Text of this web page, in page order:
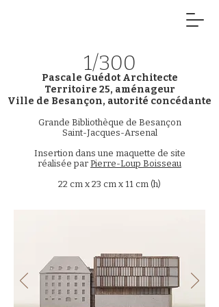
1/300
Pascale Guédot Architecte
Territoire 25, aménageur
Ville de Besançon, autorité concédante
Grande Bibliothèque de Besançon
Saint-Jacques-Arsenal
Insertion dans une maquette de site
réalisée par Pierre-Loup Boisseau
22 cm x 23 cm x 11 cm (h)